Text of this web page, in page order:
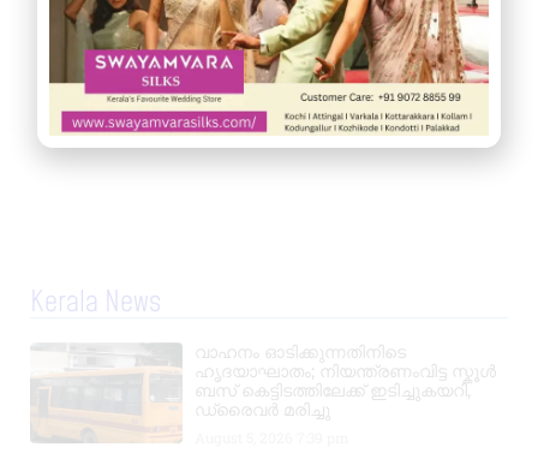
Kerala News
വാഹനം ഓടിക്കുന്നതിനിടെ
ഹൃദയാഘാതം; നിയന്ത്രണംവിട്ട സ്കൂൾ
ബസ് കെട്ടിടത്തിലേക്ക് ഇടിച്ചുകയറി,
ഡ്രൈവർ മരിച്ചു